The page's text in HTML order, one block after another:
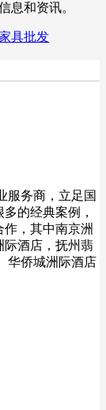
息和资讯。
具批发
务商，立足国
的经典案例，
，其中南京洲
际酒店，抚州翡
华侨城洲际酒店